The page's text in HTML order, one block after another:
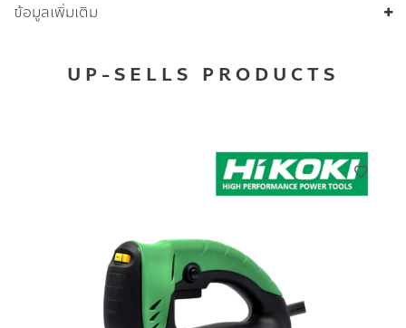
ข้อมูลเพิ่มเติม
UP-SELLS PRODUCTS